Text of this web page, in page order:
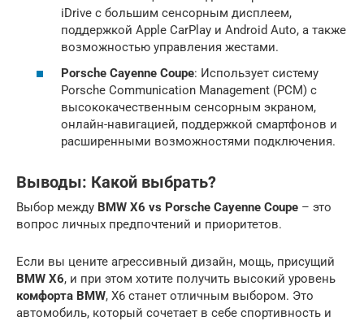
iDrive с большим сенсорным дисплеем,
поддержкой Apple CarPlay и Android Auto, а также
возможностью управления жестами.
Porsche Cayenne Coupe: Использует систему
Porsche Communication Management (PCM) с
высококачественным сенсорным экраном,
онлайн-навигацией, поддержкой смартфонов и
расширенными возможностями подключения.
Выводы: Какой выбрать?
Выбор между BMW X6 vs Porsche Cayenne Coupe – это
вопрос личных предпочтений и приоритетов.
Если вы цените агрессивный дизайн, мощь, присущий
BMW X6, и при этом хотите получить высокий уровень
комфорта BMW, X6 станет отличным выбором. Это
автомобиль, который сочетает в себе спортивность и